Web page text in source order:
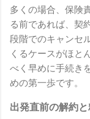
多くの場合、保険
る前であれば、契
段階でのキャンセ
くるケースがほと
べく早めに手続き
めの第一歩です。
出発直前の解約